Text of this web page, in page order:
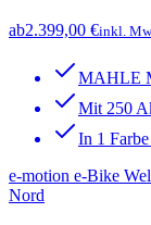
ab2.399,00 €inkl.
MAHLE
Mit 250
In 1
e-motion e-Bike
Nord